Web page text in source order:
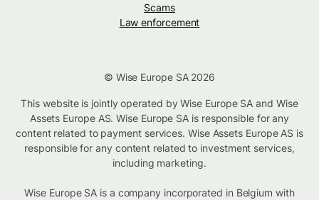
Scams
Law enforcement
© Wise Europe SA 2026
This website is jointly operated by Wise Europe SA and Wise
Assets Europe AS. Wise Europe SA is responsible for any
content related to payment services. Wise Assets Europe AS is
responsible for any content related to investment services,
including marketing.
Wise Europe SA is a company incorporated in Belgium with